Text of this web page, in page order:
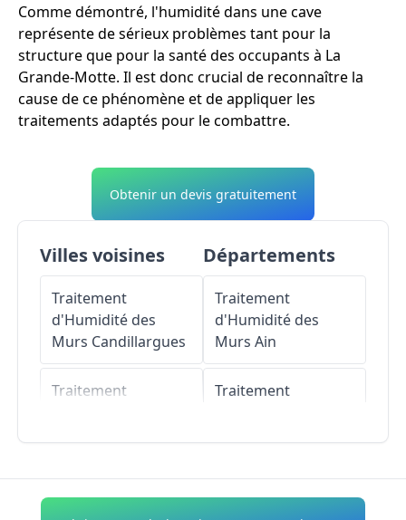
Comme démontré, l'humidité dans une cave
représente de sérieux problèmes tant pour la
structure que pour la santé des occupants à La
Grande-Motte. Il est donc crucial de reconnaître la
cause de ce phénomène et de appliquer les
traitements adaptés pour le combattre.
Obtenir un devis gratuitement
Villes voisines
Traitement
d'Humidité des
Murs Candillargues
Traitement
Traitement
Départements
Traitement
d'Humidité des
Murs Ain
Traitement
Traitement
d'Humidité des